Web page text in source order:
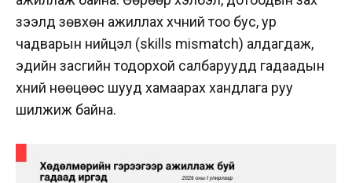
зээлд зөвхөн ажиллах хүчний тоо бус, ур
чадварын нийцэл (skills mismatch) алдагдаж,
эдийн засгийн тодорхой салбаруудд гадаадын
хүний нөөцөөс шууд хамаарах хандлага руу
шилжиж байна.